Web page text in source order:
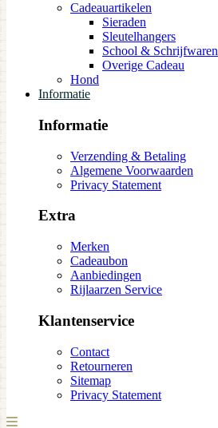
Cadeauartikelen
Sieraden
Sleutelhangers
School & Schrijfwaren
Overige Cadeau
Hond
Informatie
Informatie
Verzending & Betaling
Algemene Voorwaarden
Privacy Statement
Extra
Merken
Cadeaubon
Aanbiedingen
Rijlaarzen Service
Klantenservice
Contact
Retourneren
Sitemap
Privacy Statement